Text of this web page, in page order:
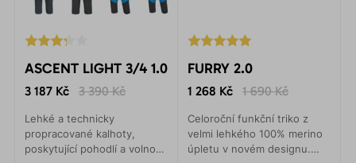
ASCENT LIGHT 3/4 1.0
3 187 Kč 3 390 Kč
Lehké a technicky
propracované kalhoty,
poskytující pohodlí a volnost
FURRY 2.0
1 268 Kč 1 690 Kč
Celoroční funkční triko z
velmi lehkého 100% merino
úpletu v novém designu.